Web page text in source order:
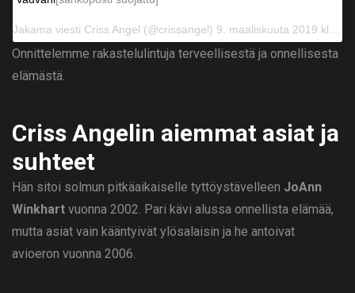
Jakama viesti Criss Angel (@crissangel) 9. maaliskuuta 2019 klo 12.51 PST
Onnittelemme rakastelulintuja terveellisestä ja onnellisesta
elämästä.
Criss Angelin aiemmat asiat ja
suhteet
Hän sitoi solmun pitkäaikaiselle tyttöystävelleen JoAnn
Winkhart vuonna 2002. Pari kävi alussa onnellista elämää,
mutta asiat vain kääntyivät ylösalaisin ja he antoivat
avioeron vuonna 2006.